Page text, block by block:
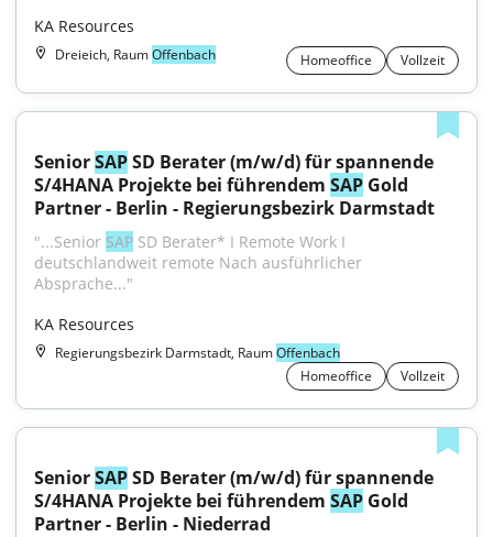
KA Resources
Dreieich, RaumOffenbach Homeoffice Vollzeit
Senior SAP SD Berater (m/w/d) für spannende
S/4HANA Projekte bei führendem SAP Gold
Partner - Berlin - Regierungsbezirk Darmstadt
"...Senior SAP SD Berater* I Remote Work I
deutschlandweit remote Nach ausführlicher
Absprache..."
KA Resources
Regierungsbezirk Darmstadt, RaumOffenbach
Homeoffice
Vollzeit
Senior SAP SD Berater (m/w/d) für spannende
S/4HANA Projekte bei führendem SAP Gold
Partner - Berlin - Niederrad